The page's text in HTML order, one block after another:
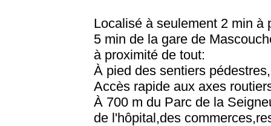
Localisé à seulement 2 min à
5 min de la gare de
à proximité de tout:
À pied des sentiers
Accès rapide aux axes
À 700 m du Parc de la
de l'hôpital,des